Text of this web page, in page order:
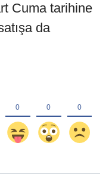
Cuma tarihine
da